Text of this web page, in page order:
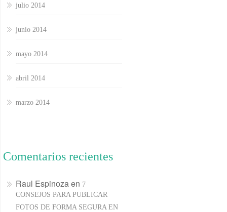
julio 2014
junio 2014
mayo 2014
abril 2014
marzo 2014
Comentarios recientes
Raul Espinozaen 7
CONSEJOS PARA PUBLICAR
FOTOS DE FORMA SEGURA EN